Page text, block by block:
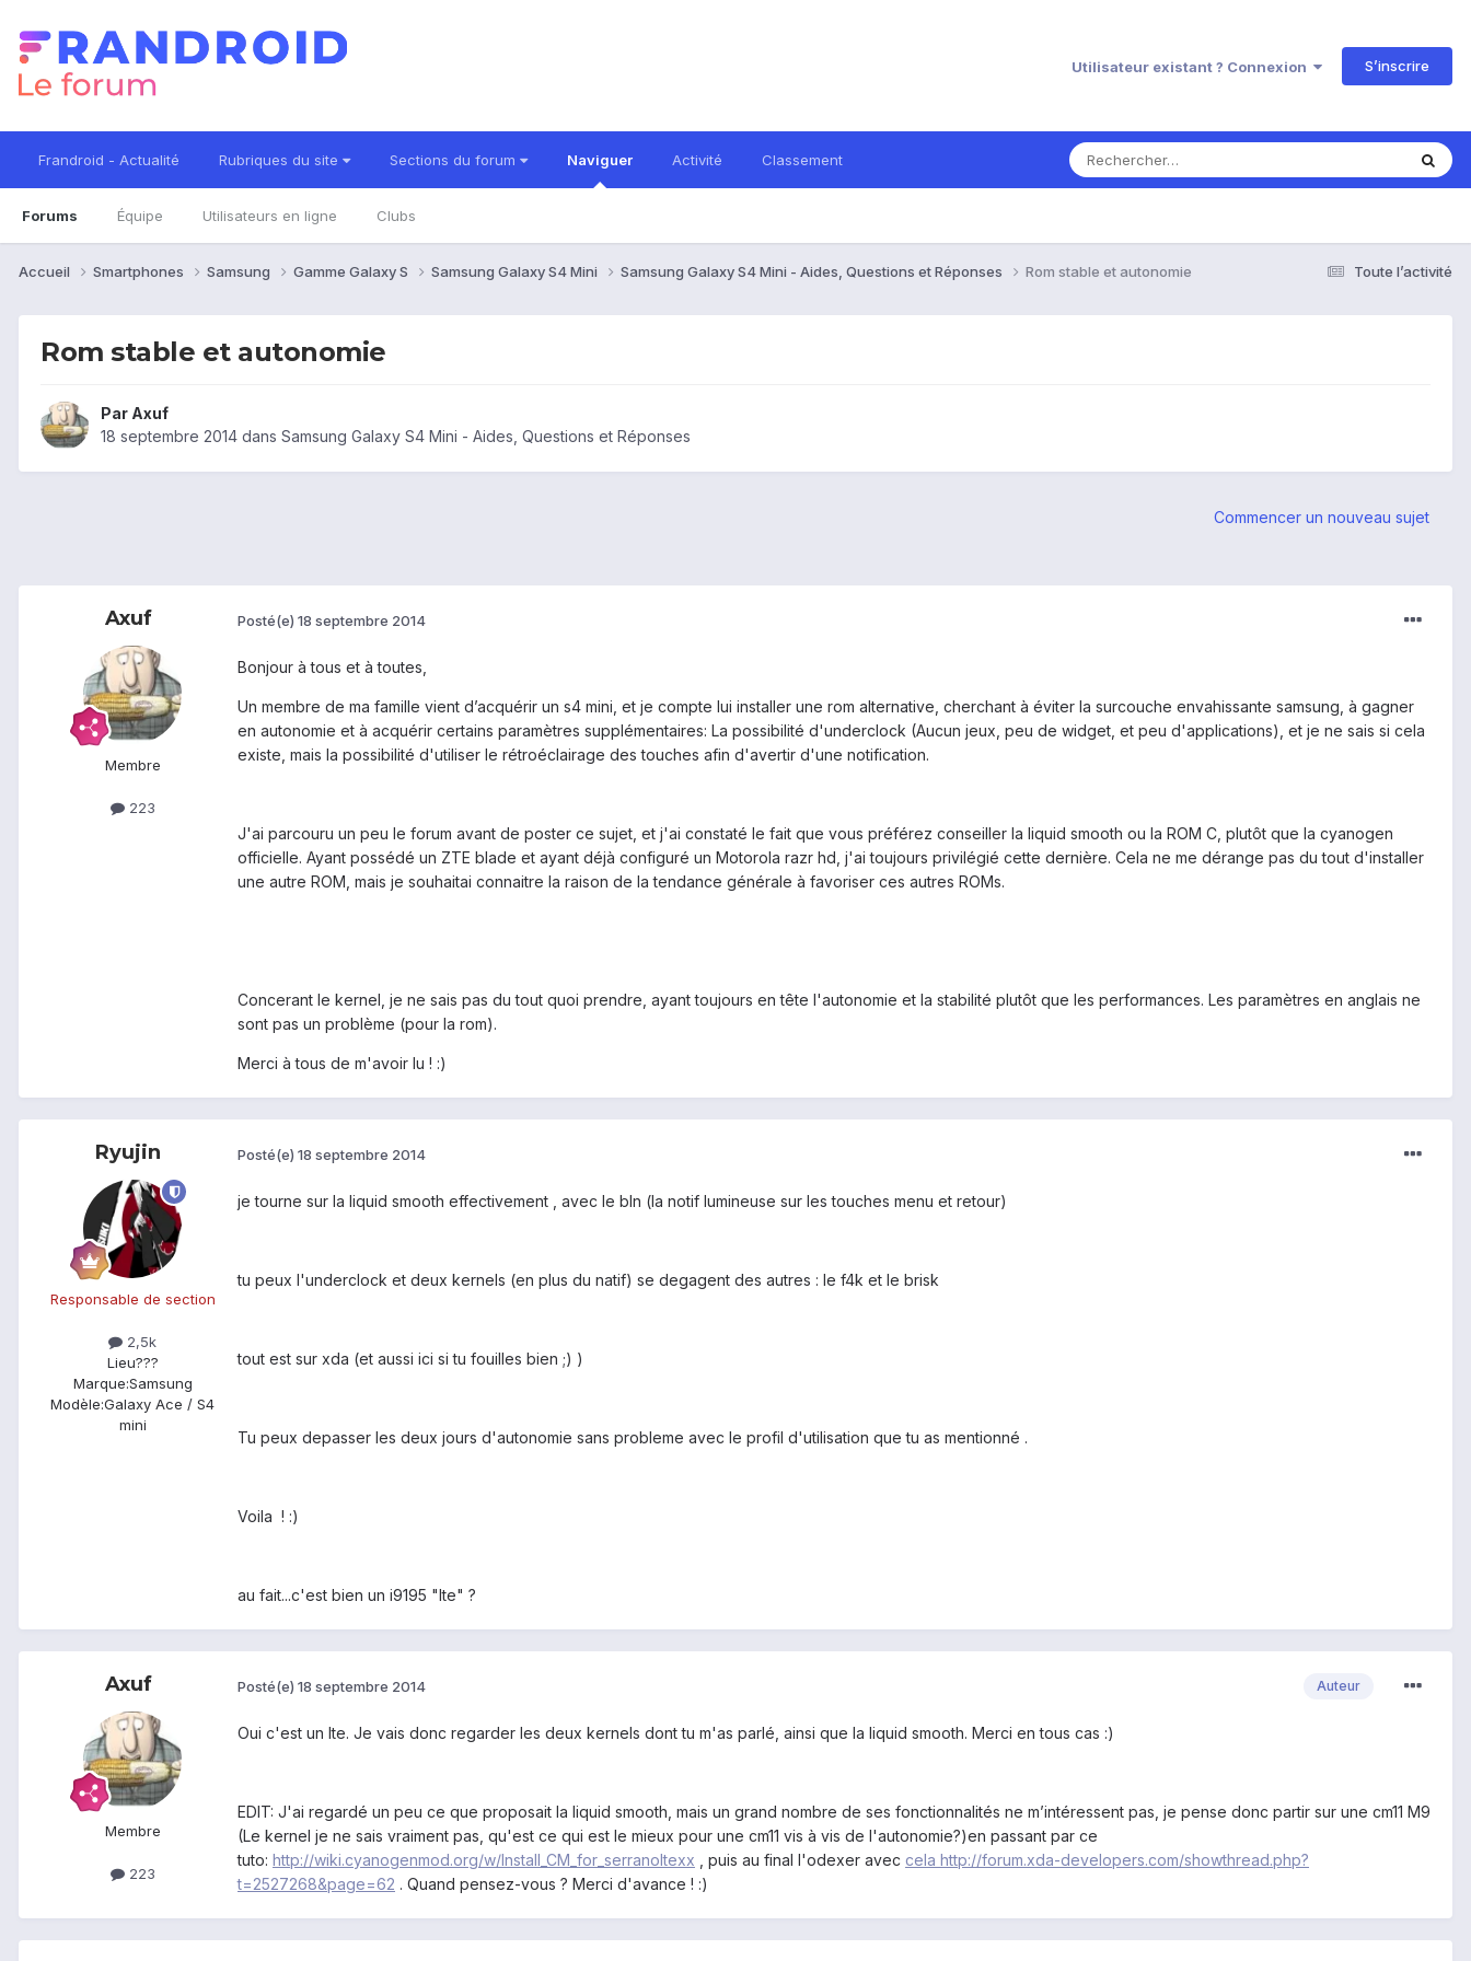
Utilisateur existant ? Connexion S’inscrire
Frandroid - Actualité Rubriques du site Sections du forum Naviguer
Forums Équipe Utilisateurs en ligne Clubs
Activité Classement
Toute l’activité
Accueil Smartphones Samsung Gamme Galaxy S Samsung Galaxy S4 Mini Samsung Galaxy S4 Mini - Aides, Questions et Réponses Rom stable et autonomie
Rom stable et autonomie
Par Axuf
18 septembre 2014 dans Samsung Galaxy S4 Mini - Aides, Questions et Réponses
Commencer un nouveau sujet
Axuf
Membre
223
Posté(e) 18 septembre 2014
Bonjour à tous et à toutes,
Un membre de ma famille vient d’acquérir un s4 mini, et je compte lui installer une rom alternative, cherchant à éviter la surcouche envahissante samsung, à gagner
en autonomie et à acquérir certains paramètres supplémentaires: La possibilité d'underclock (Aucun jeux, peu de widget, et peu d'applications), et je ne sais si cela
existe, mais la possibilité d'utiliser le rétroéclairage des touches afin d'avertir d'une notification.
J'ai parcouru un peu le forum avant de poster ce sujet, et j'ai constaté le fait que vous préférez conseiller la liquid smooth ou la ROM C, plutôt que la cyanogen
officielle. Ayant possédé un ZTE blade et ayant déjà configuré un Motorola razr hd, j'ai toujours privilégié cette dernière. Cela ne me dérange pas du tout d'installer
une autre ROM, mais je souhaitai connaitre la raison de la tendance générale à favoriser ces autres ROMs.
Concerant le kernel, je ne sais pas du tout quoi prendre, ayant toujours en tête l'autonomie et la stabilité plutôt que les performances. Les paramètres en anglais ne
sont pas un problème (pour la rom).
Merci à tous de m'avoir lu ! :)
Ryujin
Responsable de section
2,5k
Lieu???
Marque:Samsung
Modèle:Galaxy Ace / S4
mini
Posté(e) 18 septembre 2014
je tourne sur la liquid smooth effectivement , avec le bln (la notif lumineuse sur les touches menu et retour)
tu peux l'underclock et deux kernels (en plus du natif) se degagent des autres : le f4k et le brisk
tout est sur xda (et aussi ici si tu fouilles bien ;) )
Tu peux depasser les deux jours d'autonomie sans probleme avec le profil d'utilisation que tu as mentionné .
Voila ! :)
au fait...c'est bien un i9195 "lte" ?
Axuf
Membre
223
Auteur
Posté(e) 18 septembre 2014
Oui c'est un lte. Je vais donc regarder les deux kernels dont tu m'as parlé, ainsi que la liquid smooth. Merci en tous cas :)
EDIT: J'ai regardé un peu ce que proposait la liquid smooth, mais un grand nombre de ses fonctionnalités ne m’intéressent pas, je pense donc partir sur une cm11 M9
(Le kernel je ne sais vraiment pas, qu'est ce qui est le mieux pour une cm11 vis à vis de l'autonomie?)en passant par ce
tuto: http://wiki.cyanogenmod.org/w/Install_CM_for_serranoltexx , puis au final l'odexer avec cela http://forum.xda-developers.com/showthread.php?
t=2527268&page=62 . Quand pensez-vous ? Merci d'avance ! :)